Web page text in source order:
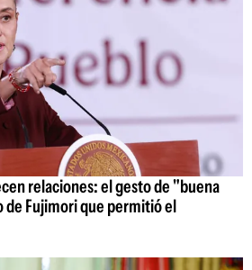
relaciones: el gesto de "buena
Fujimori que permitió el